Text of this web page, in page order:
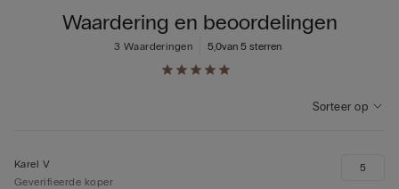
Waardering en beoordelingen
5,0van 5 sterren
3 Waarderingen
Sorteer op
Karel V
Geverifieerde koper
5